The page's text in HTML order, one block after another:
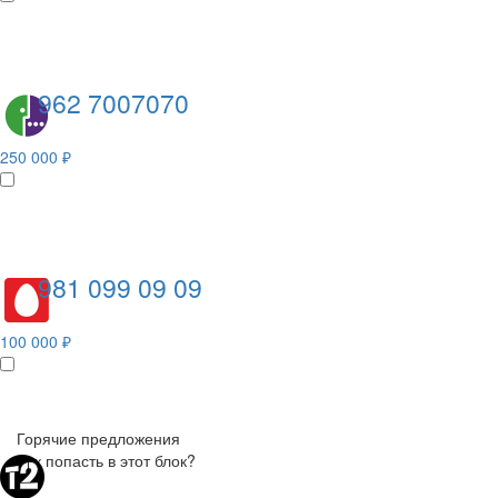
962 7007070
250 000 ₽
981 099 09 09
100 000 ₽
Горячие предложения
Как попасть в этот блок?